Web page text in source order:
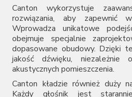
Canton wykorzystuje
rozwiązania, aby zapewnić
Wprowadza unikatowe
obejmuje specjalnie
dopasowane obudowy. Dzięki
jakość dźwięku,
akustycznych pomieszczenia.
Canton kładzie również duży
Każdy głośnik jest